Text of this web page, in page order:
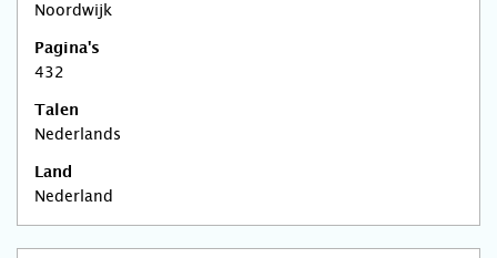
Noordwijk
Pagina's
432
Talen
Nederlands
Land
Nederland